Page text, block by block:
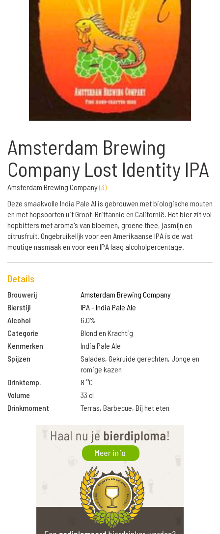
Amsterdam Brewing
Company Lost Identity IPA
Amsterdam Brewing Company(3)
Deze smaakvolle India Pale Al is gebrouwen met biologische mouten
en met hopsoorten uit Groot-Brittannie en Californië. Het bier zit vol
hopbitters met aroma's van bloemen, groene thee, jasmijn en
citrusfruit. Ongebruikelijk voor een Amerikaanse IPA is de wat
moutige nasmaak en voor een IPA laag alcoholpercentage.
Details
Brouwerij
Amsterdam Brewing Company
Bierstijl
IPA - India Pale Ale
Alcohol
6.0%
Categorie
Blond en Krachtig
Kenmerken
India Pale Ale
Spijzen
Salades, Gekruide gerechten, Jonge en
romige kazen
Drinktemp.
8 °C
Volume
33 cl
Drinkmoment
Terras, Barbecue, Bij het eten